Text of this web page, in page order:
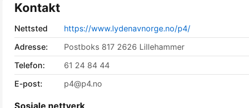
Kontakt
Nettsted
https://www.lydenavnorge.no/p4/
Adresse:
Postboks 817 2626 Lillehammer
Telefon:
61 24 84 44
E-post:
p4@p4.no